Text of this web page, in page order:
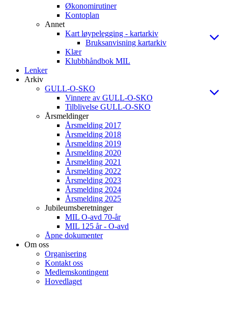
Økonomirutiner
Kontoplan
Annet
Kart løypelegging - kartarkiv
Bruksanvisning kartarkiv
Klær
Klubbhåndbok MIL
Lenker
Arkiv
GULL-O-SKO
Vinnere av GULL-O-SKO
Tilblivelse GULL-O-SKO
Årsmeldinger
Årsmelding 2017
Årsmelding 2018
Årsmelding 2019
Årsmelding 2020
Årsmelding 2021
Årsmelding 2022
Årsmelding 2023
Årsmelding 2024
Årsmelding 2025
Jubileumsberetninger
MIL O-avd 70-år
MIL 125 år - O-avd
Åpne dokumenter
Om oss
Organisering
Kontakt oss
Medlemskontingent
Hovedlaget